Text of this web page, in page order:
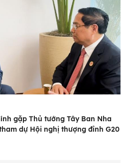
gặp Thủ tướng Tây Ban Nha
dự Hội nghị thượng đỉnh G20